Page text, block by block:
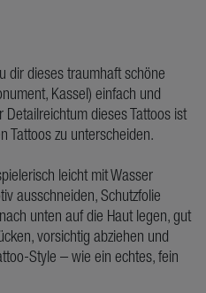
dir dieses traumhaft schöne
Kassel) einfach und
dieses Tattoos ist
Tattoos zu unterscheiden.
leicht mit Wasser
ausschneiden, Schutzfolie
unten auf die Haut legen, gut
vorsichtig abziehen und
Style – wie ein echtes, fein